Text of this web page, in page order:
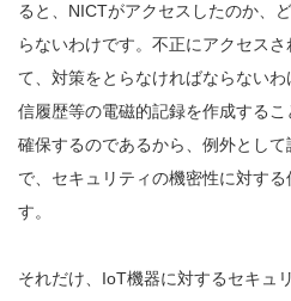
ると、NICTがアクセスしたのか、
らないわけです。不正にアクセス
て、対策をとらなければならない
信履歴等の電磁的記録を作成する
確保するのであるから、例外とし
で、セキュリティの機密性に対す
す。
それだけ、IoT機器に対するセキュ